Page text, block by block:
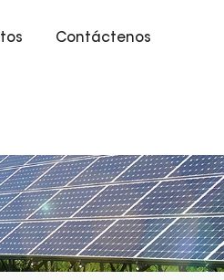
Contáctenos